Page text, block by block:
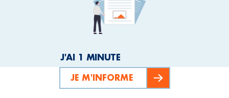
J'AI 1 MINUTE
JE M'INFORME